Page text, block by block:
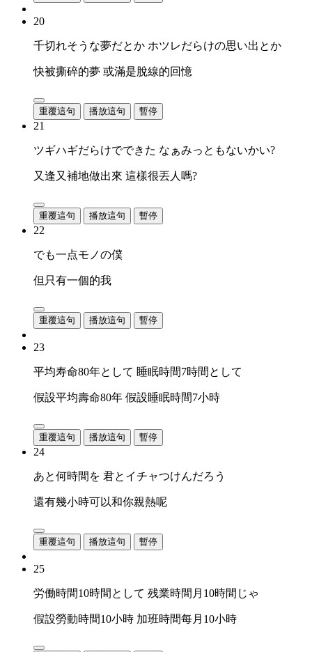
20
千切れそうな夢だとか ホツレだらけの思い出とか
快被撕碎的夢 或滿是脫線的回憶
重覆這句 播放這句 暫停
21
ツギハギだらけでできた なぁみっともないかい?
又逢又補地做出來 這樣很丟人嗎?
重覆這句 播放這句 暫停
22
でも一点モノの僕
但只有一個的我
重覆這句 播放這句 暫停
23
平均寿命80年として 睡眠時間7時間として
假設平均壽命80年 假設睡眠時間7小時
重覆這句 播放這句 暫停
24
あと何時間を 君とイチャつけんだろう
還有幾小時可以和你親熱呢
重覆這句 播放這句 暫停
25
労働時間10時間として 残業時間月10時間じゃ
假設勞動時間10小時 加班時間每月10小時